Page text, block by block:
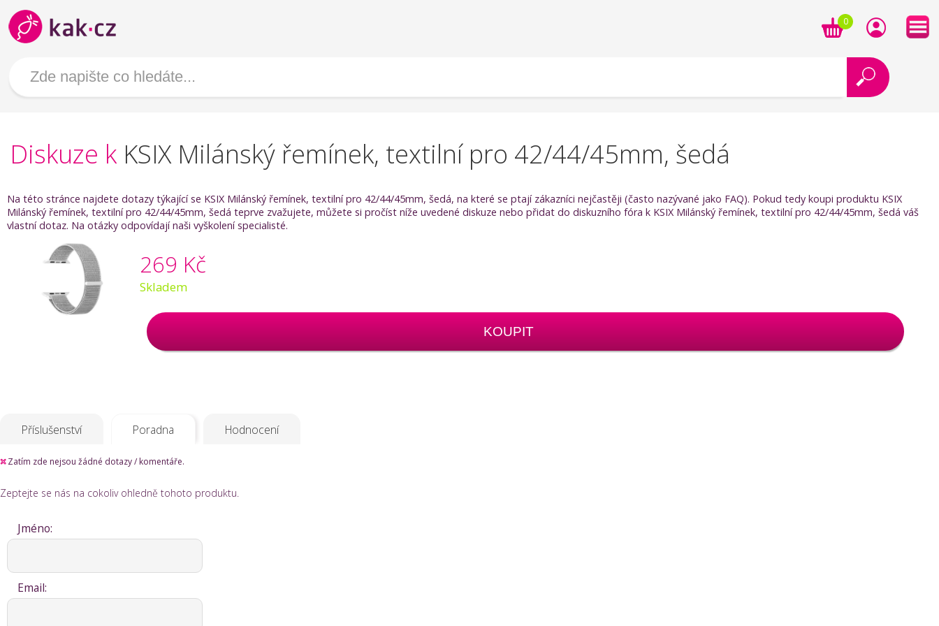
0
Diskuze k KSIX Milánský řemínek, textilní pro 42/44/45mm, šedá
Na této stránce najdete dotazy týkající se KSIX Milánský řemínek, textilní pro 42/44/45mm, šedá, na které se ptají zákazníci nejčastěji (často nazývané jako FAQ). Pokud tedy koupi produktu KSIX
Milánský řemínek, textilní pro 42/44/45mm, šedá teprve zvažujete, můžete si pročíst níže uvedené diskuze nebo přidat do diskuzního fóra k KSIX Milánský řemínek, textilní pro 42/44/45mm, šedá váš
vlastní dotaz. Na otázky odpovídají naši vyškolení specialisté.
269 Kč
Skladem
KOUPIT
Příslušenství Poradna Hodnocení
Zatím zde nejsou žádné dotazy / komentáře.
Zeptejte se nás na cokoliv ohledně tohoto produktu.
Jméno:
Email: